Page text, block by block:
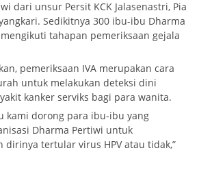
dari unsur Persit KCK Jalasenastri, Pia
Sedikitnya 300 ibu-ibu Dharma
tahapan pemeriksaan gejala
pemeriksaan IVA merupakan cara
untuk melakukan deteksi dini
kanker serviks bagi para wanita.
kami dorong para ibu-ibu yang
Dharma Pertiwi untuk
dirinya tertular virus HPV atau tidak,”